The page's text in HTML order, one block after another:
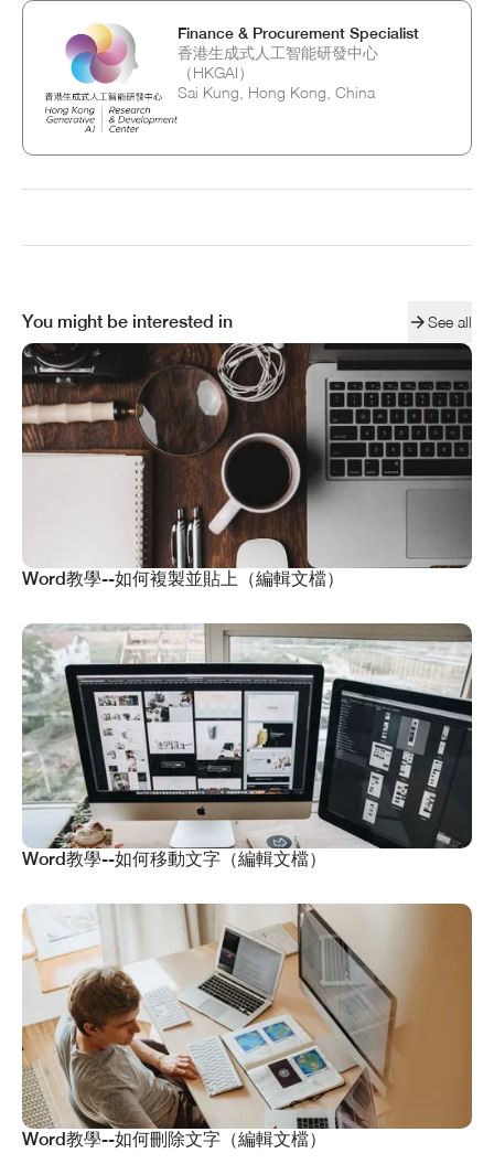
Finance & Procurement Specialist
香港生成式人工智能研發中心
（HKGAI）
Sai Kung, Hong Kong, China
You might be interested in See all
Word教學--如何複製並貼上（編輯文檔）
Word教學--如何移動文字（編輯文檔）
Word教學--如何刪除文字（編輯文檔）